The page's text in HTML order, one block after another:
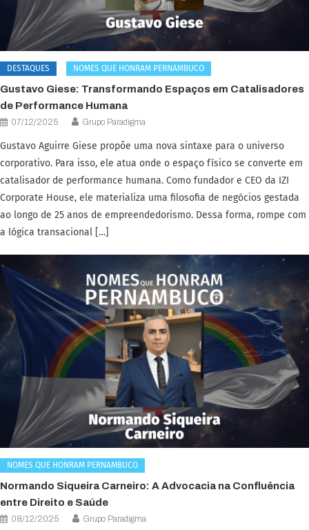
DESTAQUES NOMES QUE HONRAM PERNAMBUCO
Gustavo Giese: Transformando Espaços em Catalisadores
de Performance Humana
07/12/2025 Grupo Paradigma
Gustavo Aguirre Giese propõe uma nova sintaxe para o universo
corporativo. Para isso, ele atua onde o espaço físico se converte em
catalisador de performance humana. Como fundador e CEO da IZI
Corporate House, ele materializa uma filosofia de negócios gestada
ao longo de 25 anos de empreendedorismo. Dessa forma, rompe com
a lógica transacional […]
NOMES QUE HONRAM PERNAMBUCO
Normando Siqueira Carneiro: A Advocacia na Confluência
entre Direito e Saúde
08/12/2025 Grupo Paradigma